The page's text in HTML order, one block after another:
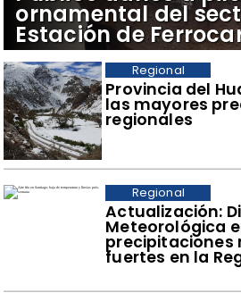
Provincia del
las mayores
regionales
Regional
Actualización:
Meteorológica
precipitaciones
fuertes en la
Regional
ornamental del
Estación de